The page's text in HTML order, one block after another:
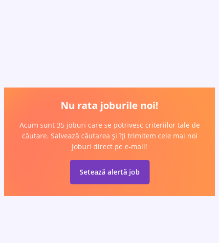
Nu rata joburile noi!
Acum sunt 35 joburi care se potrivesc criteriilor tale de
căutare. Salvează căutarea și îți trimitem cele mai noi
joburi direct pe e-mail!
Setează alertă job